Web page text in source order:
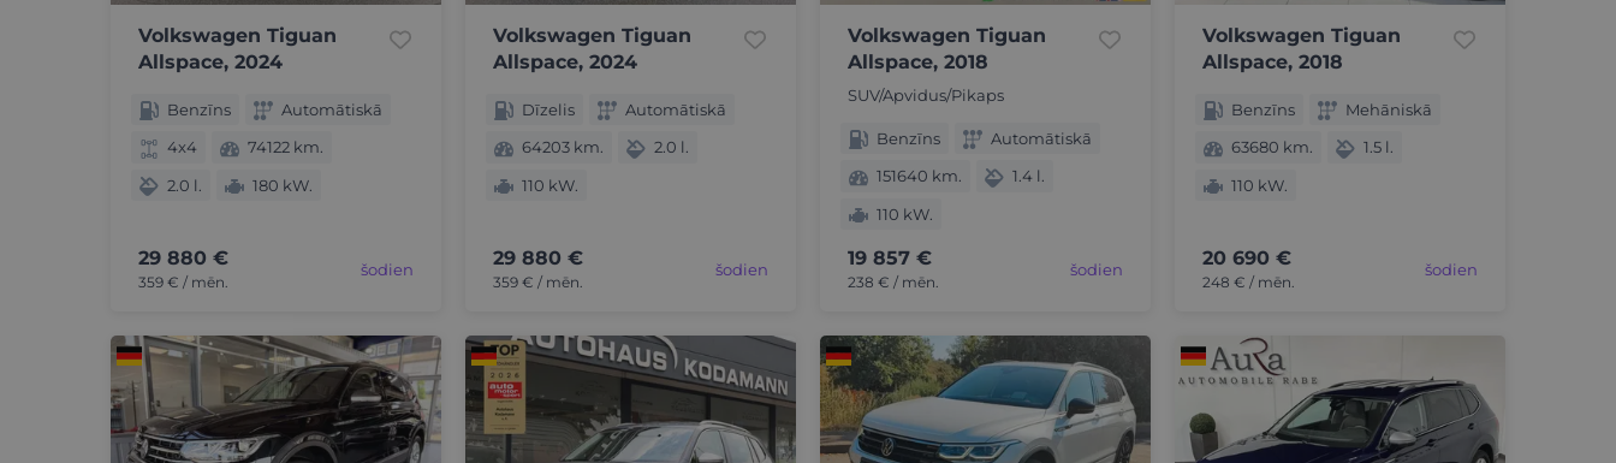
Volkswagen Tiguan
Allspace, 2024
Benzīns
Automātiskā
4x4
74122 km.
2.0 l.
180 kW.
29 880 €
359 € / mēn.
šodien
Volkswagen Tiguan
Allspace, 2024
Dīzelis
Automātiskā
64203 km.
2.0 l.
110 kW.
29 880 €
359 € / mēn.
šodien
Volkswagen Tiguan
Allspace, 2018
SUV/Apvidus/Pikaps
Benzīns
Automātiskā
151640 km.
1.4 l.
110 kW.
19 857 €
238 € / mēn.
šodien
Volkswagen Tiguan
Allspace, 2018
Benzīns
Mehāniskā
63680 km.
1.5 l.
110 kW.
20 690 €
248 € / mēn.
šodien